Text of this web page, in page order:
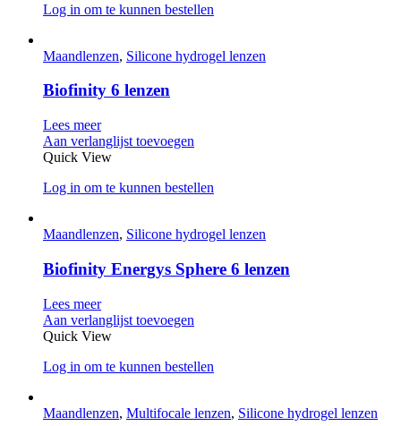
Log in om te kunnen bestellen
Maandlenzen, Silicone hydrogel lenzen
Biofinity 6 lenzen
Lees meer
Aan verlanglijst toevoegen
Quick View
Log in om te kunnen bestellen
Maandlenzen, Silicone hydrogel lenzen
Biofinity Energys Sphere 6 lenzen
Lees meer
Aan verlanglijst toevoegen
Quick View
Log in om te kunnen bestellen
Maandlenzen, Multifocale lenzen, Silicone hydrogel lenzen